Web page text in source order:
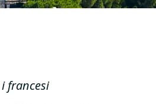
francesi